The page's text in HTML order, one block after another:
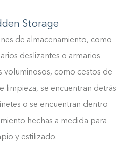
Storage
de almacenamiento, como
deslizantes o armarios
voluminosos, como cestos de
limpieza, se encuentran detrás
o se encuentran dentro
hechas a medida para
y estilizado.